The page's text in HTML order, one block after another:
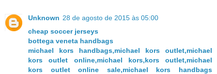
Unknown 28 de agosto de 2015 às 05:00
cheap soccer jerseys
bottega veneta handbags
michael kors handbags,michael kors outlet,michael
kors outlet online,michael kors,kors outlet,michael
kors outlet online sale,michael kors handbags